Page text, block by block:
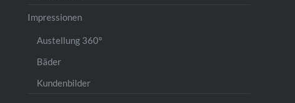
Impressionen
Austellung 360°
Bäder
Kundenbilder